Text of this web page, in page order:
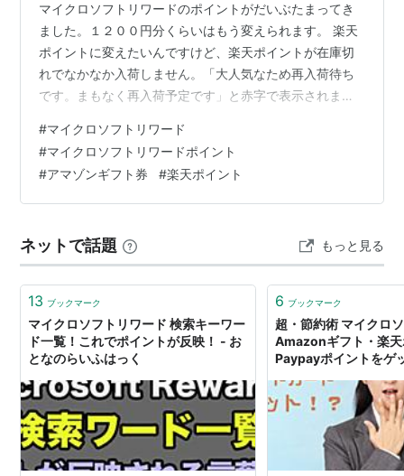
マイクロソフトリワードのポイントがだいぶたまってき
ました。１２００円分くらいはもう変えられます。 楽天
ポイントに変えたいんですけど、楽天ポイントが在庫切
れでなかなか入荷しません。「大人気なため再入荷待ち
です。まもなく再入荷予定です」と赤字で表示されま
られるので、アマゾンに変えてもいいと思うのですが、
ここ数年はアマゾンを全く使っていないので、アマゾン
ギフト券に変えてしまうと、否応にもログインしないと
いけません。 正直楽天のほうが使いやすいのです。 ポイ
ど、アマゾンの迷惑メール多くて、アマゾン利…
#マイクロソフトリワード
#マイクロソフトリワードポイント
#アマゾンギフト券 #楽天ポイント
ネットで話題 もっと見る
13 ブックマーク
マイクロソフトリワード 検索キーワー
ド一覧！これでポイントが反映！ - お
となのらいふはっく
6 ブックマーク
超・節約術 マイクロ
Amazonギフト・楽
Paypayポイントをゲ